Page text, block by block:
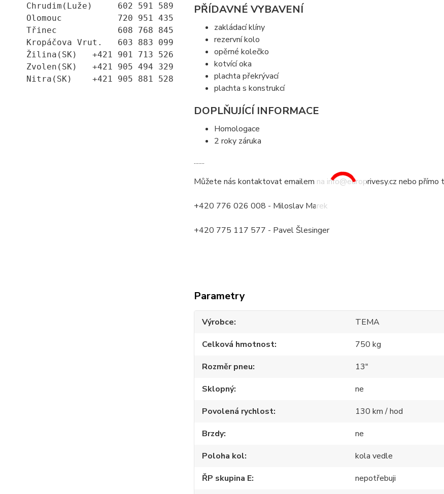
Chrudim(Luže)     602 591 589
Olomouc           720 951 435
Třinec            608 768 845
Kropáčova Vrut.   603 883 099
Žilina(SK)   +421 901 713 526
Zvolen(SK)   +421 905 494 329
Nitra(SK)    +421 905 881 528
PŘÍDAVNÉ VYBAVENÍ
zakládací klíny
rezervní kolo
opěrné kolečko
kotvící oka
plachta překrývací
plachta s konstrukcí
DOPLŇUJÍCÍ INFORMACE
Homologace
2 roky záruka
.......
Můžete nás kontaktovat emailem na info@europrivesy.cz nebo přímo
+420 776 026 008 - Miloslav Marek
+420 775 117 577 - Pavel Šlesinger
Parametry
Výrobce
TEMA
Celková hmotnost
750 kg
Rozměr pneu
13"
Sklopný
ne
Povolená rychlost
130 km / hod
Brzdy
ne
Poloha kol
kola vedle
ŘP skupina E
nepotřebuji